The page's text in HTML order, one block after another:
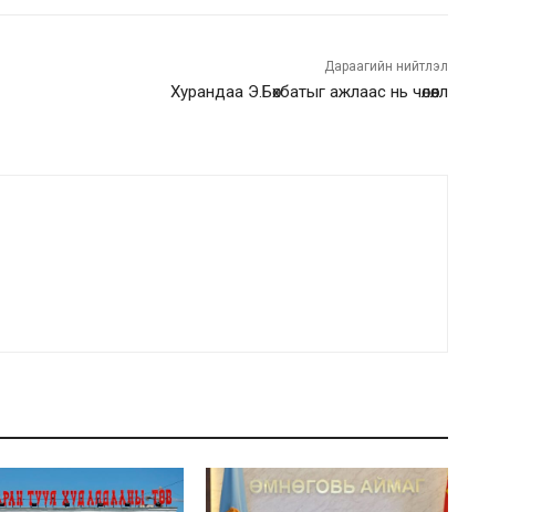
Дараагийн нийтлэл
Хурандаа Э.Бөхбатыг ажлаас нь чөлөөллөө